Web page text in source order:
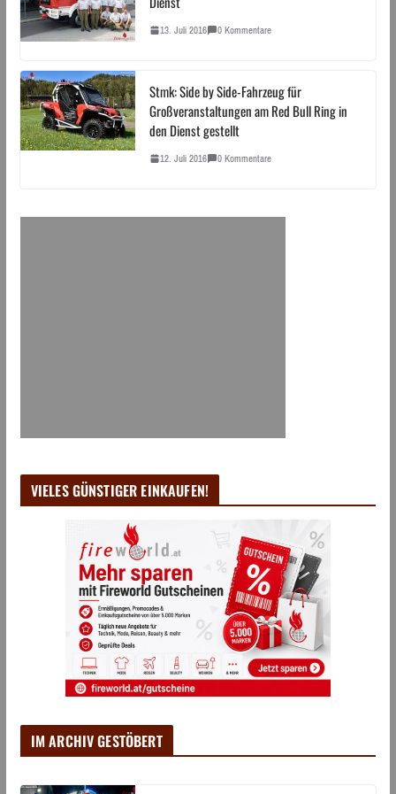
13. Juli 2016 0 Kommentare
Stmk: Side by Side-Fahrzeug für
Großveranstaltungen am Red Bull Ring in
den Dienst gestellt
12. Juli 2016 0 Kommentare
VIELES GÜNSTIGER EINKAUFEN!
IM ARCHIV GESTÖBERT